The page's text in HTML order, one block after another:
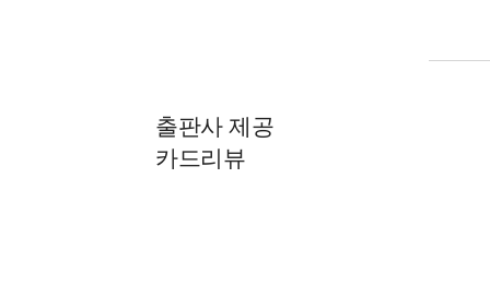
출판사 제공
카드리뷰